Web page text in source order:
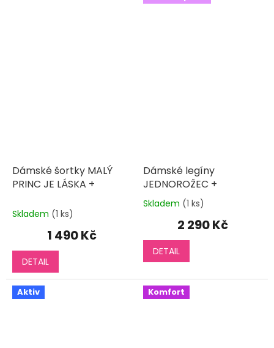
Dámské šortky MALÝ
PRINC JE LÁSKA +
Skladem (1 ks)
1 490 Kč
DETAIL
Dámské legíny
JEDNOROŽEC +
Průměrné
produktu
je
5,0
z
hvězdiček.
Skladem (1 ks)
2 290 Kč
DETAIL
Aktiv Komfort